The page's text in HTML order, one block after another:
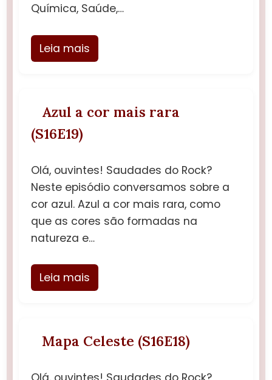
Química, Saúde,…
Leia mais
Azul a cor mais rara
(S16E19)
Olá, ouvintes! Saudades do Rock?
Neste episódio conversamos sobre a
cor azul. Azul a cor mais rara, como
que as cores são formadas na
natureza e…
Leia mais
Mapa Celeste (S16E18)